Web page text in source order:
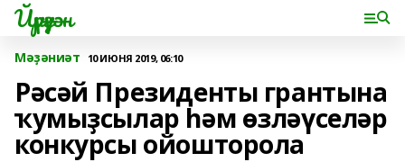
Йүрүҙән
Мәҙәниәт 10 ИЮНЯ 2019, 06:10
Рәсәй Президенты грантына
ҡумыҙсылар һәм өзләүселәр
конкурсы ойошторола